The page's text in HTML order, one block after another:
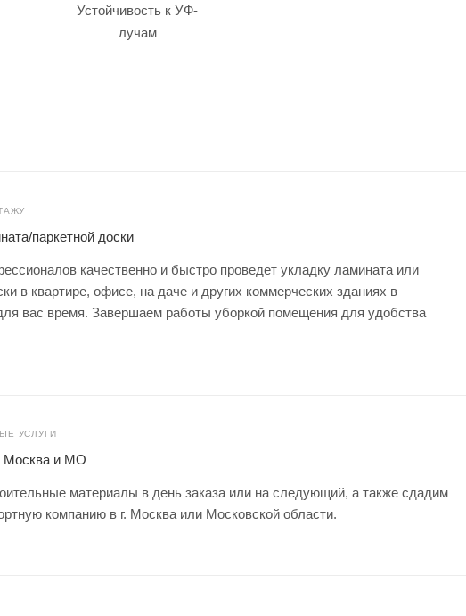
Устойчивость к УФ-
лучам
паркетной доски
качественно и быстро проведет укладку ламината или
в квартире, офисе, на даче и других коммерческих зданиях в
вас время. Завершаем работы уборкой помещения для удобства
УСЛУГИ
Москва и МО
материалы в день заказа или на следующий, а также сдадим
компанию в г. Москва или Московской области.